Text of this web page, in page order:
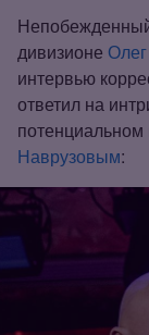
дивизионе
интервью
ответил на
потенциальном
Наврузовым: